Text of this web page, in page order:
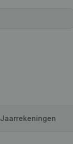
Jaar­rekeningen